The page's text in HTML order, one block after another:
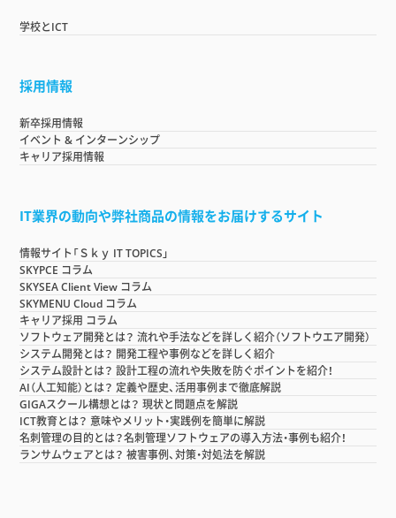
学校とICT
採用情報
新卒採用情報
イベント & インターンシップ
キャリア採用情報
IT業界の動向や弊社商品の情報をお届けするサイト
情報サイト「Ｓｋｙ IT TOPICS」
SKYPCE コラム
SKYSEA Client View コラム
SKYMENU Cloud コラム
キャリア採用 コラム
ソフトウェア開発とは？ 流れや手法などを詳しく紹介（ソフトウエア開発）
システム開発とは？ 開発工程や事例などを詳しく紹介
システム設計とは？ 設計工程の流れや失敗を防ぐポイントを紹介！
AI（人工知能）とは？ 定義や歴史、活用事例まで徹底解説
GIGAスクール構想とは？ 現状と問題点を解説
ICT教育とは？ 意味やメリット・実践例を簡単に解説
名刺管理の目的とは？名刺管理ソフトウェアの導入方法・事例も紹介！
ランサムウェアとは？ 被害事例、対策・対処法を解説